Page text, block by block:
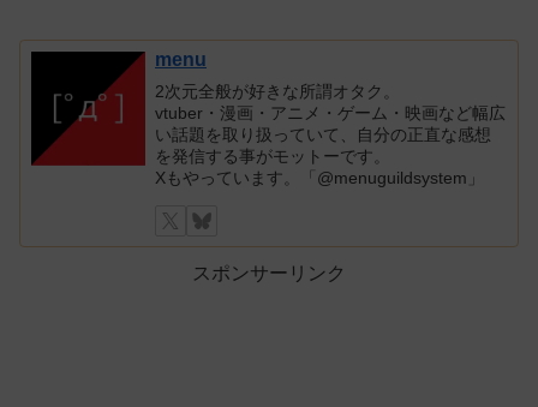
menu
2次元全般が好きな所謂オタク。
vtuber・漫画・アニメ・ゲーム・映画など幅広
い話題を取り扱っていて、自分の正直な感想
を発信する事がモットーです。
Xもやっています。「@menuguildsystem」
スポンサーリンク